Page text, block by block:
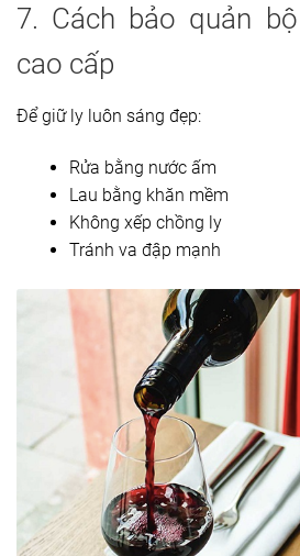
7. Cách bảo quản
cao cấp
Để giữ ly luôn sáng đẹp:
Rửa bằng nước ấm
Lau bằng khăn mềm
Không xếp chồng ly
Tránh va đập mạnh